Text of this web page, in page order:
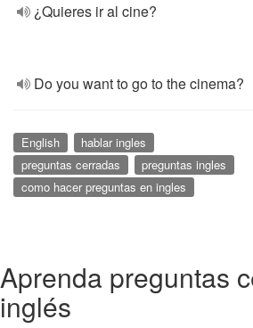
¿Quieres ir al cine?
Do you want to go to the cinema?
English
hablar ingles
preguntas cerradas
preguntas ingles
como hacer preguntas en ingles
Aprenda preguntas
inglés